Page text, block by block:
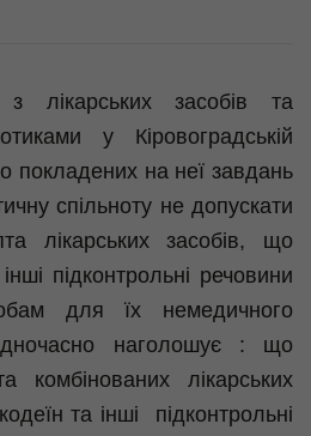
лікарських засобів та
у Кіровоградській
покладених на неї завдань
спільноту не допускати
лікарських засобів, що
підконтрольні речовини
для їх немедичного
наголошує : що
комбінованих лікарських
та інші підконтрольні